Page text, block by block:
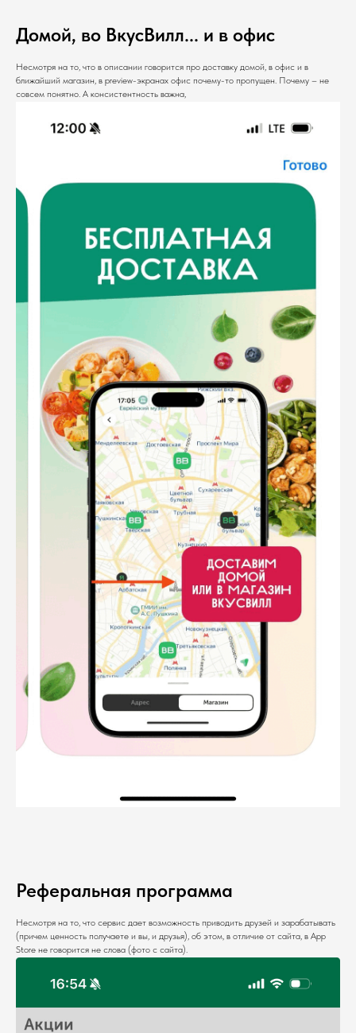
Домой, во ВкусВилл... и в офис
Несмотря на то, что в описании говорится про доставку домой, в офис и в
ближайший магазин, в preview-экранах офис почему-то пропущен. Почему – не
совсем понятно. А консистентность важна,
Реферальная программа
Несмотря на то, что сервис дает возможность приводить друзей и зарабатывать
(причем ценность получаете и вы, и друзья), об этом, в отличие от сайта, в App
Store не говорится не слова (фото с сайта).